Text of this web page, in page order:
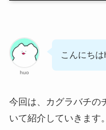
huo
こんにちは
今回は、カグラバチの
いて紹介していきます。